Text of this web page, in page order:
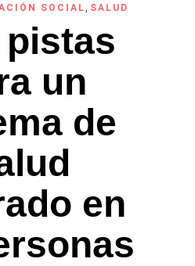
SOCIAL, SALUD
pistas
un
de
en